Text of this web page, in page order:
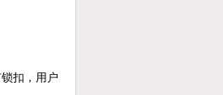
扣，用户